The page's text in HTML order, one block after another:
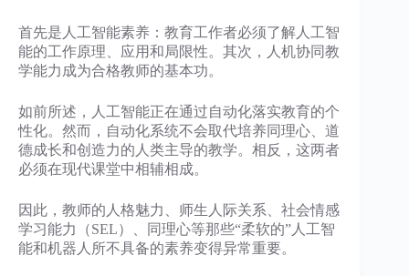
首先是人工智能素养：教育工作者必须了解人工智
能的工作原理、应用和局限性。其次，人机协同教
学能力成为合格教师的基本功。
如前所述，人工智能正在通过自动化落实教育的个
性化。然而，自动化系统不会取代培养同理心、道
德成长和创造力的人类主导的教学。相反，这两者
必须在现代课堂中相辅相成。
因此，教师的人格魅力、师生人际关系、社会情感
学习能力（SEL）、同理心等那些“柔软的”人工智
能和机器人所不具备的素养变得异常重要。